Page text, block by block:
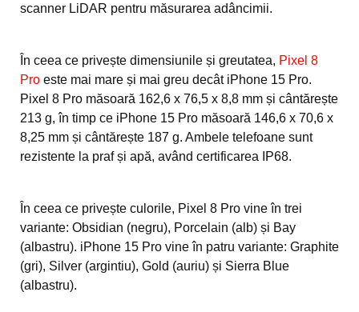
scanner LiDAR pentru măsurarea adâncimii.
În ceea ce privește dimensiunile și greutatea, Pixel 8
Pro este mai mare și mai greu decât iPhone 15 Pro.
Pixel 8 Pro măsoară 162,6 x 76,5 x 8,8 mm și cântărește
213 g, în timp ce iPhone 15 Pro măsoară 146,6 x 70,6 x
8,25 mm și cântărește 187 g. Ambele telefoane sunt
rezistente la praf și apă, având certificarea IP68.
În ceea ce privește culorile, Pixel 8 Pro vine în trei
variante: Obsidian (negru), Porcelain (alb) și Bay
(albastru). iPhone 15 Pro vine în patru variante: Graphite
(gri), Silver (argintiu), Gold (auriu) și Sierra Blue
(albastru).